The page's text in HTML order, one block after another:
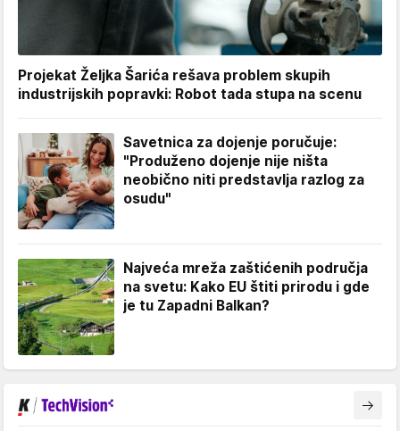
Projekat Željka Šarića rešava problem skupih
industrijskih popravki: Robot tada stupa na scenu
Savetnica za dojenje poručuje:
"Produženo dojenje nije ništa
neobično niti predstavlja razlog za
osudu"
Najveća mreža zaštićenih područja
na svetu: Kako EU štiti prirodu i gde
je tu Zapadni Balkan?